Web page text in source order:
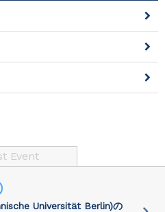
Event
Universität Berlin)の